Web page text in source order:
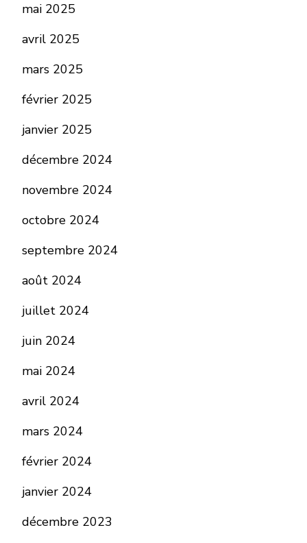
mai 2025
avril 2025
mars 2025
février 2025
janvier 2025
décembre 2024
novembre 2024
octobre 2024
septembre 2024
août 2024
juillet 2024
juin 2024
mai 2024
avril 2024
mars 2024
février 2024
janvier 2024
décembre 2023